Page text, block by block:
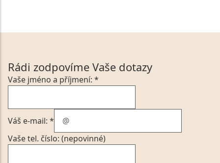
Rádi zodpovíme Vaše dotazy
Vaše jméno a příjmení: *
Váš e-mail: *
Vaše tel. číslo: (nepovinné)